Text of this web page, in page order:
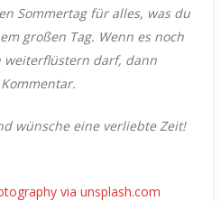
Sommertag für alles, was du
großen Tag. Wenn es noch
weiterflüstern darf, dann
wünsche eine verliebte Zeit!
via unsplash.com